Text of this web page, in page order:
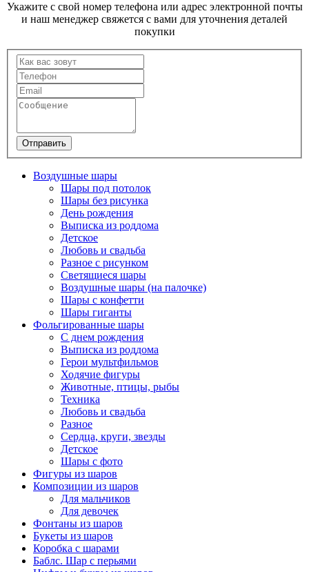
Укажите с свой номер телефона или адрес электронной почты
и наш менеджер свяжется с вами для уточнения деталей
покупки
Отправить
Воздушные шары
Шары под потолок
Шары без рисунка
День рождения
Выписка из роддома
Детское
Любовь и свадьба
Разное с рисунком
Светящиеся шары
Воздушные шары (на палочке)
Шары с конфетти
Шары гиганты
Фольгированные шары
С днем рождения
Выписка из роддома
Герои мультфильмов
Ходячие фигуры
Животные, птицы, рыбы
Техника
Любовь и свадьба
Разное
Сердца, круги, звезды
Детское
Шары с фото
Фигуры из шаров
Композиции из шаров
Для мальчиков
Для девочек
Фонтаны из шаров
Букеты из шаров
Коробка с шарами
Баблс. Шар с перьями